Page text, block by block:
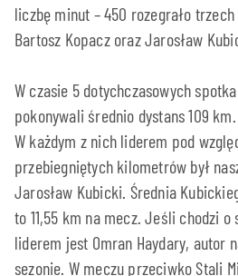
liczbę minut – 450 rozegrało
Bartosz Kopacz oraz Jarosław
W czasie 5 dotychczasowych
pokonywali średnio dystans 109 km.
W każdym z nich liderem pod
przebiegniętych kilometrów był
Jarosław Kubicki. Średnia
to 11,55 km na mecz. Jeśli chodzi
liderem jest Omran Haydary, autor
sezonie. W meczu przeciwko Stali